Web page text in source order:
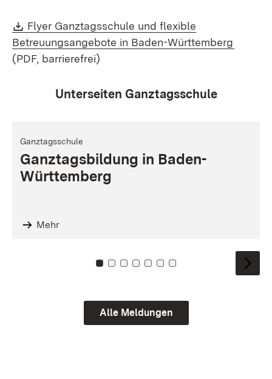
Download:
Flyer Ganztagsschule und flexible
Betreuungsangebote in Baden-Württemberg
(PDF, barrierefrei)
Unterseiten Ganztagsschule
Ganztagsschule
Ganztagsbildung in Baden-
Württemberg
Mehr
Zu Kachel: 0
Zu Kachel: 1
Zu Kachel: 2
Zu Kachel: 3
Zu Kachel: 4
Zu Kachel: 5
Zu Kachel: 6
Alle Meldungen